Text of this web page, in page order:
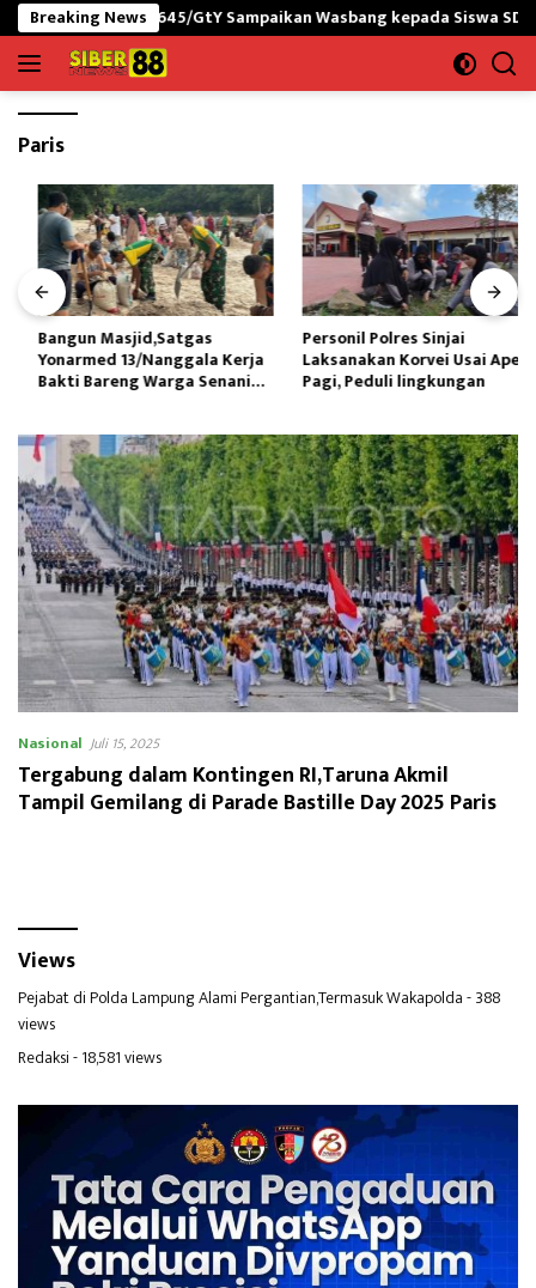
Langsung
ke
konten
Breaking News
yonif 645/GtY Sampaikan Wasbang kepada Siswa SDN Gunung
Paris
Bangun Masjid,Satgas
Yonarmed 13/Nanggala Kerja
Bakti Bareng Warga Senaning
Personil Polres Sinjai
Laksanakan Korvei Usai Apel
Pagi, Peduli lingkungan
Nasional Juli 15, 2025
Tergabung dalam Kontingen RI,Taruna Akmil
Tampil Gemilang di Parade Bastille Day 2025 Paris
Views
Pejabat di Polda Lampung Alami Pergantian,Termasuk Wakapolda- 388
views
Redaksi- 18,581 views